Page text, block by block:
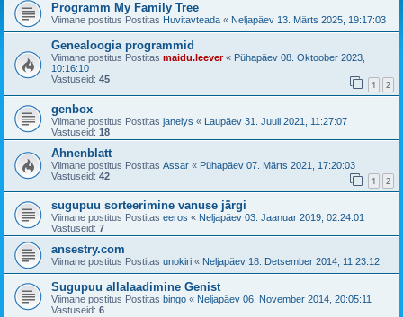
Programm My Family Tree
Viimane postitus Postitas Huvitavteada « Neljapäev 13. Märts 2025, 19:17:03
Genealoogia programmid
Viimane postitus Postitas maidu.leever« Pühapäev 08. Oktoober 2023,
10:16:10
Vastuseid: 45 1 2
genbox
Viimane postitus Postitas janelys « Laupäev 31. Juuli 2021, 11:27:07
Vastuseid: 18
Ahnenblatt
Viimane postitus Postitas Assar « Pühapäev 07. Märts 2021, 17:20:03
Vastuseid: 42 1 2
sugupuu sorteerimine vanuse järgi
Viimane postitus Postitas eeros « Neljapäev 03. Jaanuar 2019, 02:24:01
Vastuseid: 7
ansestry.com
Viimane postitus Postitas unokiri « Neljapäev 18. Detsember 2014, 11:23:12
Sugupuu allalaadimine Genist
Viimane postitus Postitas bingo « Neljapäev 06. November 2014, 20:05:11
Vastuseid: 6